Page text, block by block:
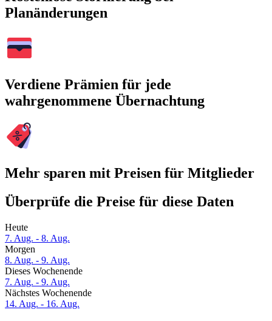
Planänderungen
Verdiene Prämien für jede
wahrgenommene Übernachtung
Mehr sparen mit Preisen für Mitglieder
Überprüfe die Preise für diese Daten
Heute
7. Aug. - 8. Aug.
Morgen
8. Aug. - 9. Aug.
Dieses Wochenende
7. Aug. - 9. Aug.
Nächstes Wochenende
14. Aug. - 16. Aug.